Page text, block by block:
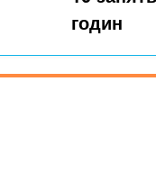
годин